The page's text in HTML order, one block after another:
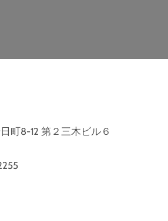
町8-12 第２三木ビル６